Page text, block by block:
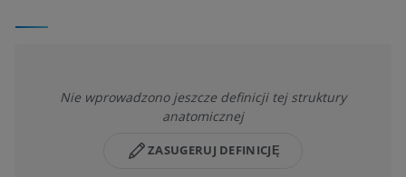
Nie wprowadzono jeszcze definicji tej struktury
anatomicznej
ZASUGERUJ DEFINICJĘ